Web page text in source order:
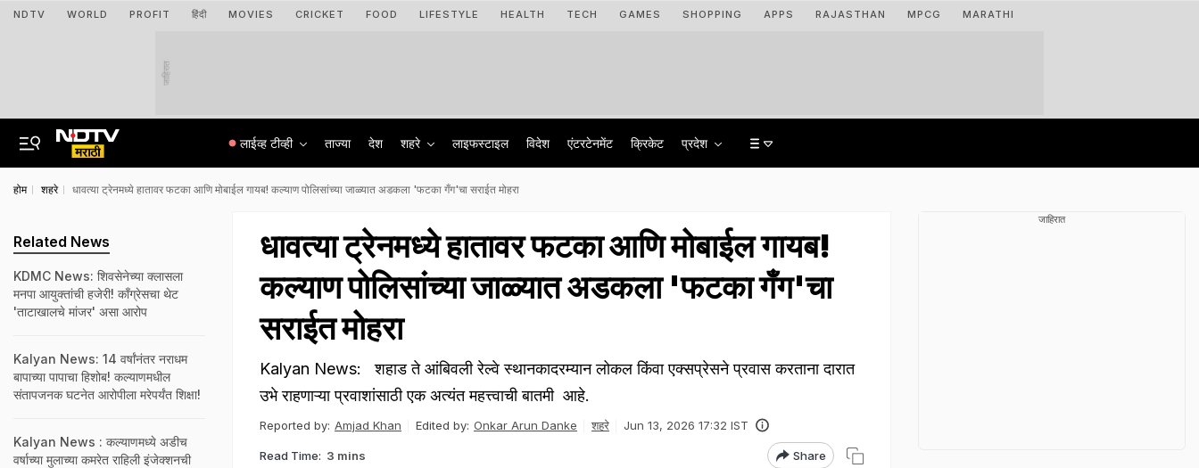
NDTV WORLD PROFIT हिंदी MOVIES CRICKET FOOD LIFESTYLE HEALTH TECH GAMES SHOPPING APPS RAJASTHAN MPCG MARATHI
जाहिरात
लाईव्ह टीव्ही ताज्या देश शहरे लाइफस्टाइल विदेश एंटरटेनमेंट क्रिकेट प्रदेश
होम शहरे धावत्या ट्रेनमध्ये हातावर फटका आणि मोबाईल गायब! कल्याण पोलिसांच्या जाळ्यात अडकला 'फटका गँग'चा सराईत मोहरा
धावत्या ट्रेनमध्ये हातावर फटका आणि मोबाईल गायब!
कल्याण पोलिसांच्या जाळ्यात अडकला 'फटका गँग'चा
सराईत मोहरा
Kalyan News: शहाड ते आंबिवली रेल्वे स्थानकादरम्यान लोकल किंवा एक्सप्रेसने प्रवास करताना दारात
उभे राहणाऱ्या प्रवाशांसाठी एक अत्यंत महत्त्वाची बातमी आहे.
Reported by: Amjad Khan Edited by: Onkar Arun Danke शहरे Jun 13, 2026 17:32 IST
Read Time: 3 mins Share
Related News
KDMC News: शिवसेनेच्या क्लासला
मनपा आयुक्तांची हजेरी! काँग्रेसचा थेट
'ताटाखालचे मांजर' असा आरोप
Kalyan News: 14 वर्षांनंतर नराधम
बापाच्या पापाचा हिशोब! कल्याणमधील
संतापजनक घटनेत आरोपीला मरेपर्यंत शिक्षा!
Kalyan News : कल्याणमध्ये अडीच
वर्षाच्या मुलाच्या कमरेत राहिली इंजेक्शनची
जाहिरात